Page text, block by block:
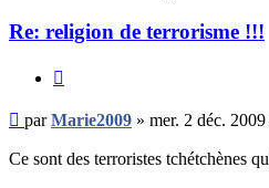
Re: religion de terrorisme !!!
Message
non
lu
parMarie2009 » mer. 2 déc.
Ce sont des terroristes tchétchènes